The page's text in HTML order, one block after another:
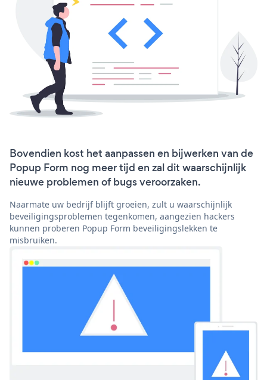
Bovendien kost het aanpassen en bijwerken van de
Popup Form nog meer tijd en zal dit waarschijnlijk
nieuwe problemen of bugs veroorzaken.
Naarmate uw bedrijf blijft groeien, zult u waarschijnlijk
beveiligingsproblemen tegenkomen, aangezien hackers
kunnen proberen Popup Form beveiligingslekken te
misbruiken.